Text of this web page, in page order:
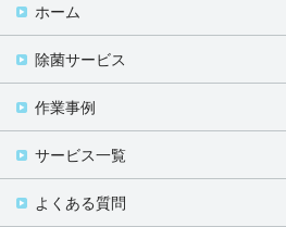
ホーム
除菌サービス
作業事例
サービス一覧
よくある質問